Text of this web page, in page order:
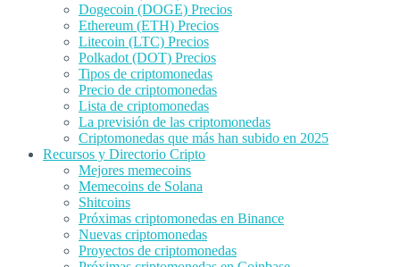
Dogecoin (DOGE) Precios
Ethereum (ETH) Precios
Litecoin (LTC) Precios
Polkadot (DOT) Precios
Tipos de criptomonedas
Precio de criptomonedas
Lista de criptomonedas
La previsión de las criptomonedas
Criptomonedas que más han subido en 2025
Recursos y Directorio Cripto
Mejores memecoins
Memecoins de Solana
Shitcoins
Próximas criptomonedas en Binance
Nuevas criptomonedas
Proyectos de criptomonedas